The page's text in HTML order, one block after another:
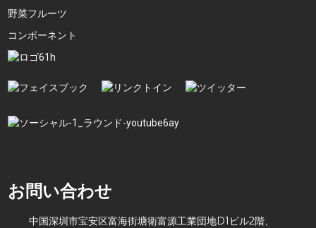
野菜フルーツ
コンポーネント
お問い合わせ
中国深圳市宝安区富海街塘衛富源工業団地D1ビル2階、